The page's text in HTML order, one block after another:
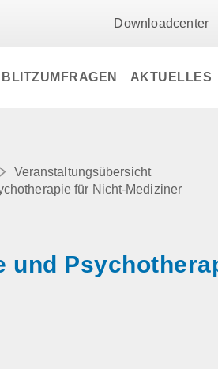
Downloadcenter
BLITZUMFRAGEN AKTUELLES
Veranstaltungsübersicht
für Nicht-Mediziner
und